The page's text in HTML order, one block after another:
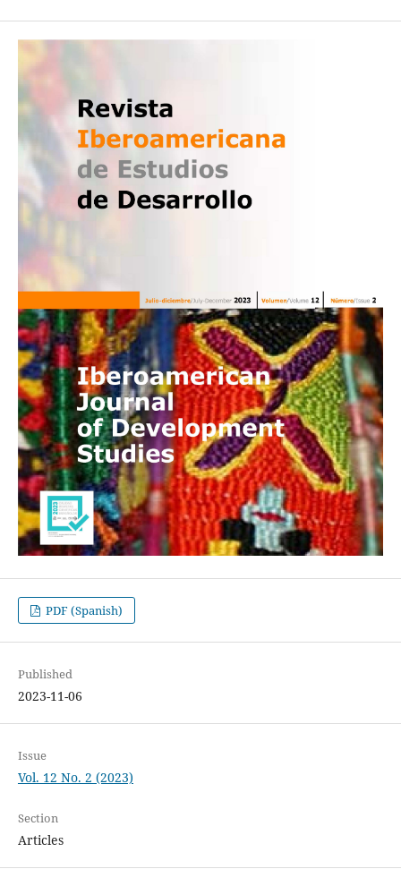
PDF (Spanish)
Published
2023-11-06
Issue
Vol. 12 No. 2 (2023)
Section
Articles